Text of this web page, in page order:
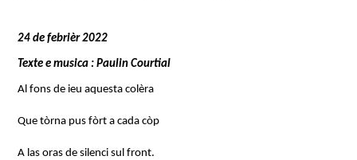
24 de febrièr 2022
Texte e musica : Paulin Courtial
Al fons de ieu aquesta colèra
Que tòrna pus fòrt a cada còp
A las oras de silenci sul front.